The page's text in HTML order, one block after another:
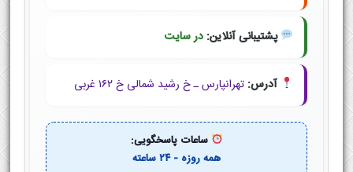
پشتیبانی آنلاین: در سایت
آدرس: تهرانپارس ـ خ رشید شمالی خ ۱۶۲ غربی
ساعات پاسخگویی:
همه روزه - ۲۴ ساعته